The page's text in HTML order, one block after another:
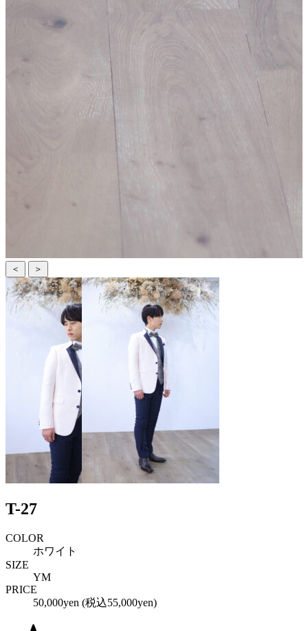
＜ ＞
T-27
COLOR
ホワイト
SIZE
YM
PRICE
50,000yen (税込55,000yen)